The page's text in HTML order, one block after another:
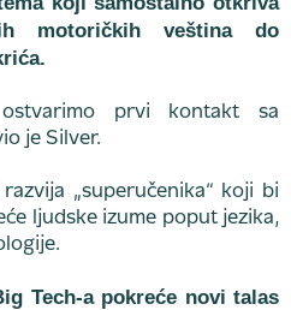
motoričkih veština do
prvi kontakt sa
je Silver.
„superučenika“ koji bi
ljudske izume poput jezika,
Tech-a pokreće novi talas